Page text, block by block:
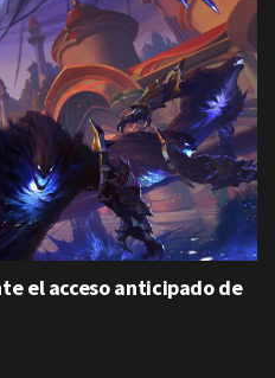
el acceso anticipado de